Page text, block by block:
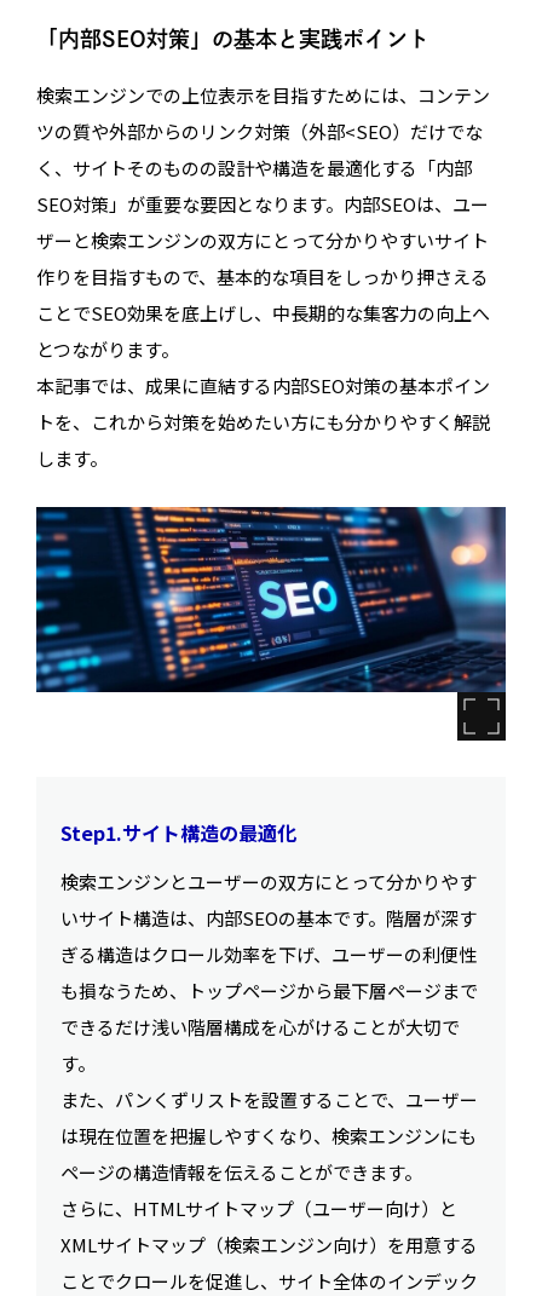
「内部SEO対策」の基本と実践ポイント
検索エンジンでの上位表示を目指すためには、コンテン
ツの質や外部からのリンク対策（外部<SEO）だけでな
く、サイトそのものの設計や構造を最適化する「内部
SEO対策」が重要な要因となります。内部SEOは、ユー
ザーと検索エンジンの双方にとって分かりやすいサイト
作りを目指すもので、基本的な項目をしっかり押さえる
ことでSEO効果を底上げし、中長期的な集客力の向上へ
とつながります。
本記事では、成果に直結する内部SEO対策の基本ポイン
トを、これから対策を始めたい方にも分かりやすく解説
します。
Step1.サイト構造の最適化
検索エンジンとユーザーの双方にとって分かりやす
いサイト構造は、内部SEOの基本です。階層が深す
ぎる構造はクロール効率を下げ、ユーザーの利便性
も損なうため、トップページから最下層ページまで
できるだけ浅い階層構成を心がけることが大切で
す。
また、パンくずリストを設置することで、ユーザー
は現在位置を把握しやすくなり、検索エンジンにも
ページの構造情報を伝えることができます。
さらに、HTMLサイトマップ（ユーザー向け）と
XMLサイトマップ（検索エンジン向け）を用意する
ことでクロールを促進し、サイト全体のインデック